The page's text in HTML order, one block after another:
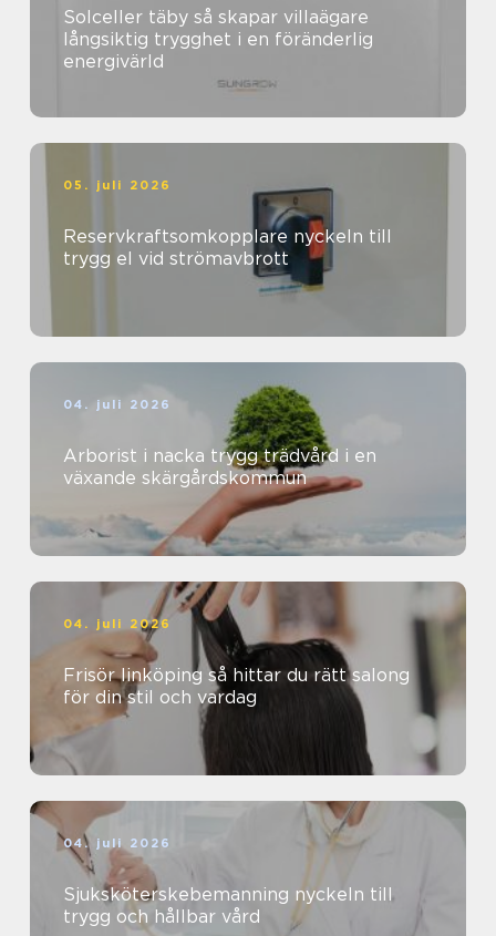
Solceller täby så skapar villaägare
långsiktig trygghet i en föränderlig
energivärld
05. juli 2026
Reservkraftsomkopplare nyckeln till
trygg el vid strömavbrott
04. juli 2026
Arborist i nacka trygg trädvård i en
växande skärgårdskommun
04. juli 2026
Frisör linköping så hittar du rätt salong
för din stil och vardag
04. juli 2026
Sjuksköterskebemanning nyckeln till
trygg och hållbar vård